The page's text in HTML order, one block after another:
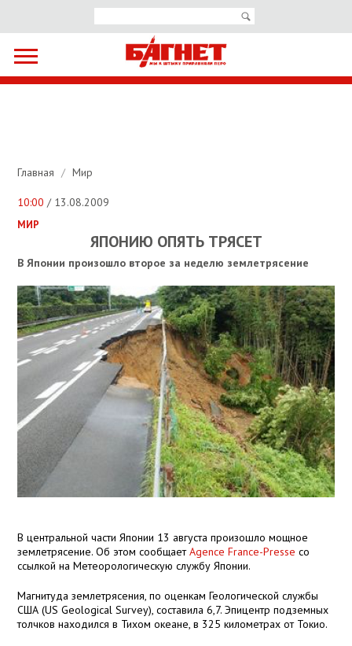
Главная / Мир
10:00 / 13.08.2009
МИР
ЯПОНИЮ ОПЯТЬ ТРЯСЕТ
В Японии произошло второе за неделю землетрясение
В центральной части Японии 13 августа произошло мощное
землетрясение. Об этом сообщаетAgence France-Presse со
ссылкой на Метеорологическую службу Японии.
Магнитуда землетрясения, по оценкам Геологической службы
США (US Geological Survey), составила 6,7. Эпицентр подземных
толчков находился в Тихом океане, в 325 километрах от Токио.